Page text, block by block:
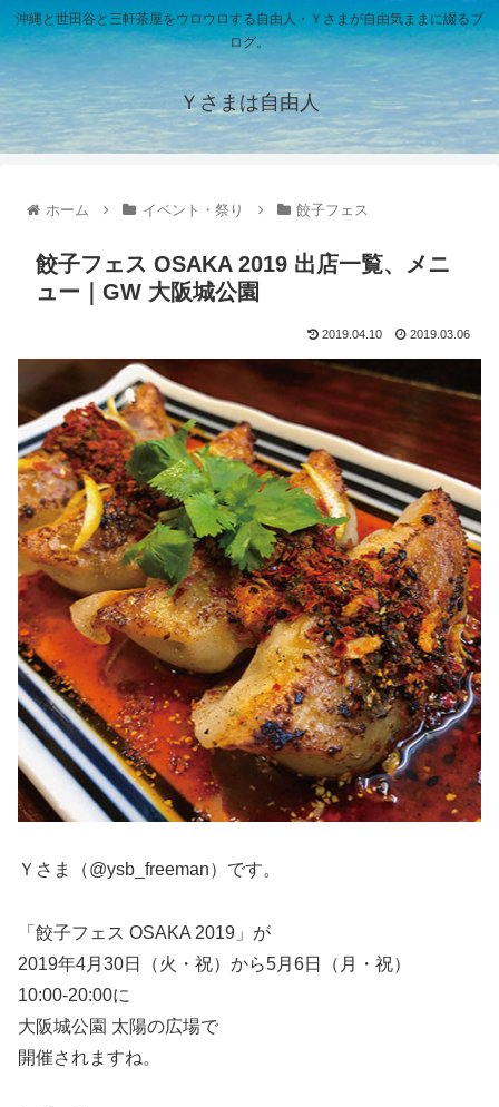
沖縄と世田谷と三軒茶屋をウロウロする自由人・Ｙさまが自由気ままに綴るブ
ログ。
Ｙさまは自由人
ホーム イベント・祭り 餃子フェス
餃子フェス OSAKA 2019 出店一覧、メニ
ュー｜GW 大阪城公園
2019.04.10 2019.03.06
Ｙさま（@ysb_freeman）です。
「餃子フェス OSAKA 2019」が
2019年4月30日（火・祝）から5月6日（月・祝）
10:00-20:00に
大阪城公園 太陽の広場で
開催されますね。